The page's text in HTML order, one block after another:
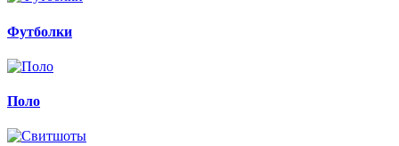
Футболки
Поло